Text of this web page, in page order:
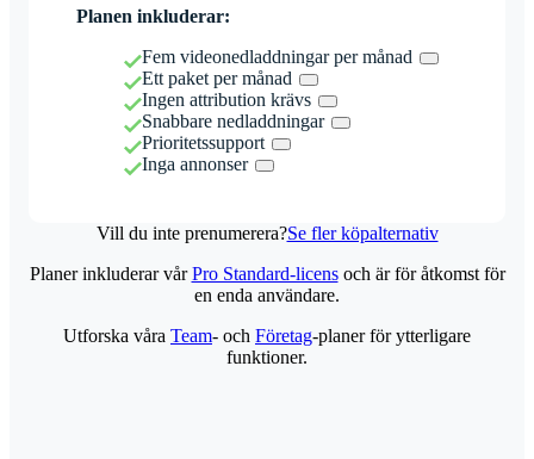
Planen inkluderar:
Fem videonedladdningar per månad
Ett paket per månad
Ingen attribution krävs
Snabbare nedladdningar
Prioritetssupport
Inga annonser
Vill du inte prenumerera?Se fler köpalternativ
Planer inkluderar vårPro Standard-licensoch är för åtkomst för
en enda användare.
Utforska våra Team- och Företag-planer för ytterligare
funktioner.